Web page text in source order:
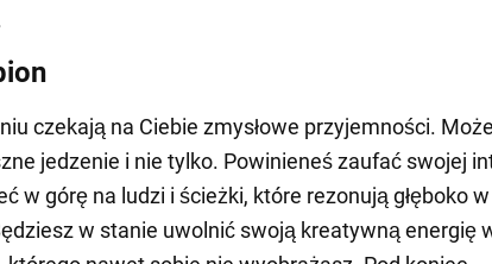
czekają na Ciebie zmysłowe przyjemności.
jedzenie i nie tylko. Powinieneś zaufać swojej
w górę na ludzi i ścieżki, które rezonują głęboko w
w stanie uwolnić swoją kreatywną energię